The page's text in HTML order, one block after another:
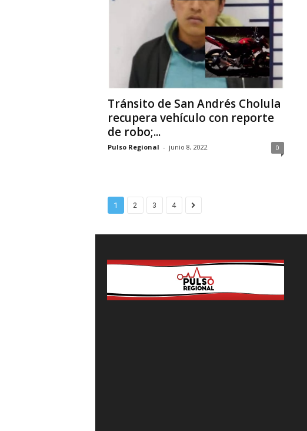
Tránsito de San Andrés Cholula
recupera vehículo con reporte
de robo;...
Pulso Regional - junio 8, 2022 0
1 2 3 4